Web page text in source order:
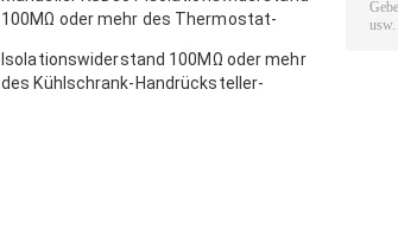
100MΩ oder mehr des Thermostat-
Isolationswiderstand 100MΩ oder mehr
des Kühlschrank-Handrücksteller-